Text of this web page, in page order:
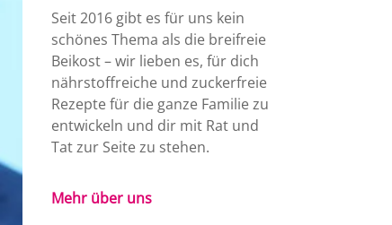
Seit 2016 gibt es für uns kein
schönes Thema als die breifreie
Beikost – wir lieben es, für dich
nährstoffreiche und zuckerfreie
Rezepte für die ganze Familie zu
entwickeln und dir mit Rat und
Tat zur Seite zu stehen.
Mehr über uns